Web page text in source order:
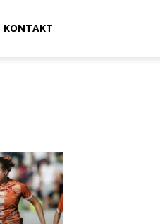
KONTAKT